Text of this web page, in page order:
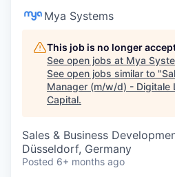
Mya Systems
This job is no longer
See open jobs at Mya
See open jobs similar to "
Manager (m/w/d) - Digitale
Capital.
Sales & Business
Düsseldorf, Germany
Posted 6+ months ago